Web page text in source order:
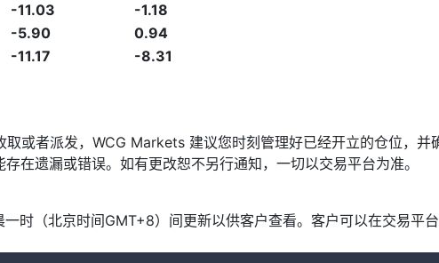
-11.03
-1.18
-5.90
0.94
-11.17 -8.31
或者派发，WCG Markets 建议您时刻管理好已经开立的仓位，并
在遗漏或错误。如有更改恕不另行通知，一切以交易平台为准。
时（北京时间GMT+8）间更新以供客户查看。客户可以在交易平